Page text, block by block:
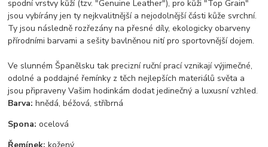
spodní vrstvy kůží (tzv. "Genuine Leather"), pro kůži "Top Grain"
jsou vybírány jen ty nejkvalitnější a nejodolnější části kůže svrchní.
Ty jsou následně rozřezány na přesné díly, ekologicky obarveny
přírodními barvami a sešity bavlněnou nití pro sportovnější dojem.
Ve slunném Španělsku tak precizní ruční prací vznikají výjimečné,
odolné a poddajné řemínky z těch nejlepších materiálů světa a
jsou připraveny Vašim hodinkám dodat jedinečný a luxusní vzhled.
Barva: hnědá, béžová, stříbrná
Spona: ocelová